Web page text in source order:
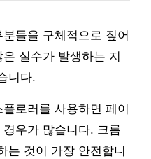
들을 구체적으로 짚어
실수가 발생하는 지
니다.
로러를 사용하면 페이
우가 많습니다. 크롬
는 것이 가장 안전합니